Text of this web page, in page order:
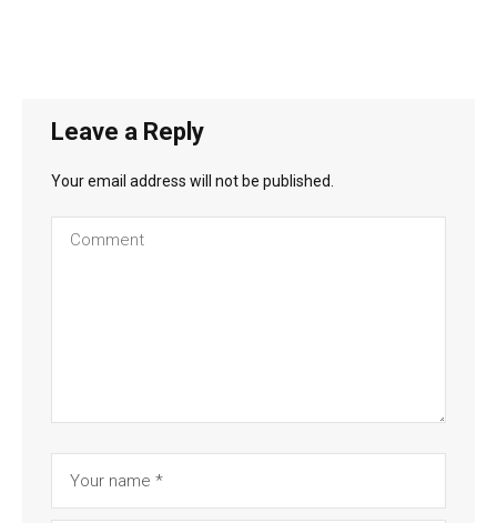
Leave a Reply
Your email address will not be published.